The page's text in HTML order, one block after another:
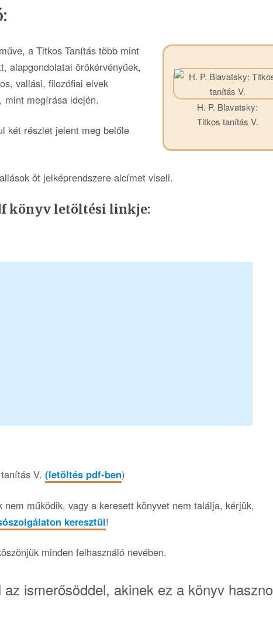
H. P. Blavatsky:
Titkos tanítás V.
a Titkos Tanítás több mint
alapgondolatai örökérvényűek,
vallási, filozófiai elvek
mint megírása idején.
két részlet jelent meg belőle
öt jelképrendszere alcímet viseli.
könyv letöltési linkje:
V. (letöltés pdf-ben)
működik, vagy a keresett könyvet nem találja, kérjük,
keresztül!
minden felhasználó nevében.
ismerősöddel, akinek ez a könyv